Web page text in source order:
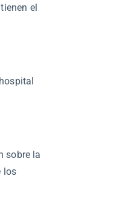
el
sobre la
los